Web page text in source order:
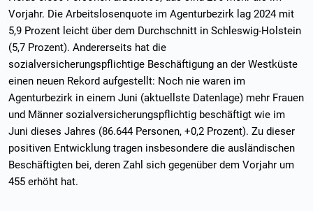
Vorjahr. Die Arbeitslosenquote im Agenturbezirk lag 2024 mit
5,9 Prozent leicht über dem Durchschnitt in Schleswig-Holstein
(5,7 Prozent). Andererseits hat die
sozialversicherungspflichtige Beschäftigung an der Westküste
einen neuen Rekord aufgestellt: Noch nie waren im
Agenturbezirk in einem Juni (aktuellste Datenlage) mehr Frauen
und Männer sozialversicherungspflichtig beschäftigt wie im
Juni dieses Jahres (86.644 Personen, +0,2 Prozent). Zu dieser
positiven Entwicklung tragen insbesondere die ausländischen
Beschäftigten bei, deren Zahl sich gegenüber dem Vorjahr um
455 erhöht hat.